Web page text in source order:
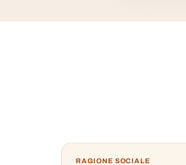
RAGIONE SOCIALE